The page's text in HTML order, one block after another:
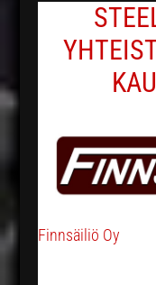
Finnsäiliö Oy